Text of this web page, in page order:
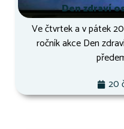
Den zdraví
Ve čtvrtek a v pátek
ročník akce Den
20